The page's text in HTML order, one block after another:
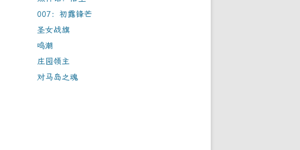
007：初露锋芒
圣女战旗
鸣潮
庄园领主
对马岛之魂